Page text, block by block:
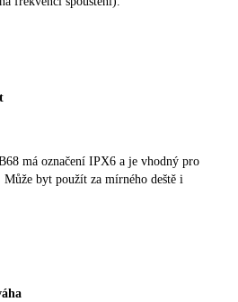
má označení IPX6 a je vhodný pro
byt použít za mírného deště i